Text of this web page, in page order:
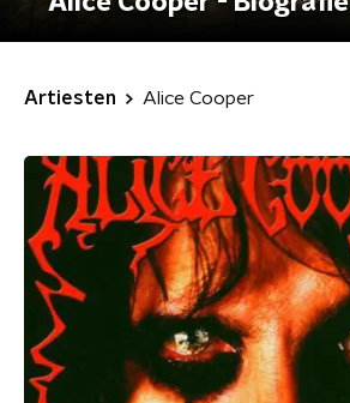
Artiesten Alice Cooper